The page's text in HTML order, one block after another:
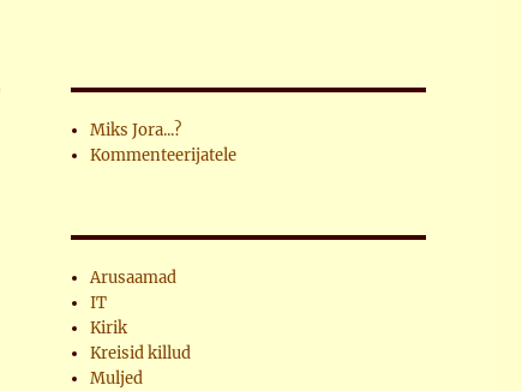
Miks Jora...?
Kommenteerijatele
Arusaamad
IT
Kirik
Kreisid killud
Muljed